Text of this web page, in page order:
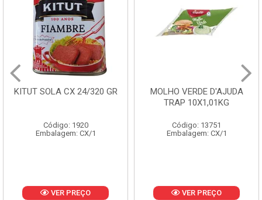
KITUT SOLA CX 24/320 GR
Código: 1920
Embalagem: CX/1
VER PREÇO
MOLHO VERDE D'AJUDA
TRAP 10X1,01KG
Código: 13751
Embalagem: CX/1
VER PREÇO